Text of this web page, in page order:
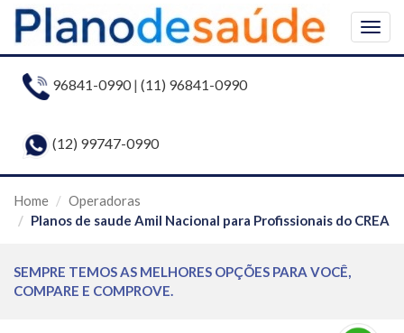
96841-0990| (11) 96841-0990
(12) 99747-0990
Home
Operadoras
Planos de saude Amil Nacional para Profissionais do CREA
SEMPRE TEMOS AS MELHORES OPÇÕES PARA VOCÊ,
COMPARE E COMPROVE.